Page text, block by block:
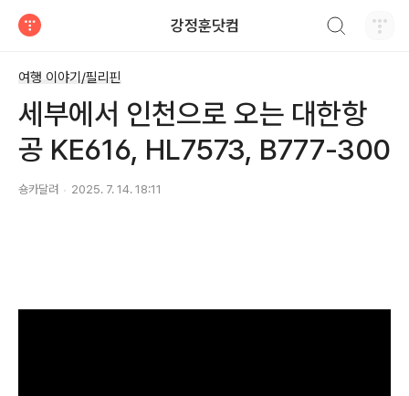
강정훈닷컴
여행 이야기/필리핀
세부에서 인천으로 오는 대한항
공 KE616, HL7573, B777-300
숑카달려 2025. 7. 14. 18:11